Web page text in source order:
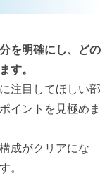
を明確にし、どの
す。
注目してほしい部
イントを見極めま
成がクリアにな
。